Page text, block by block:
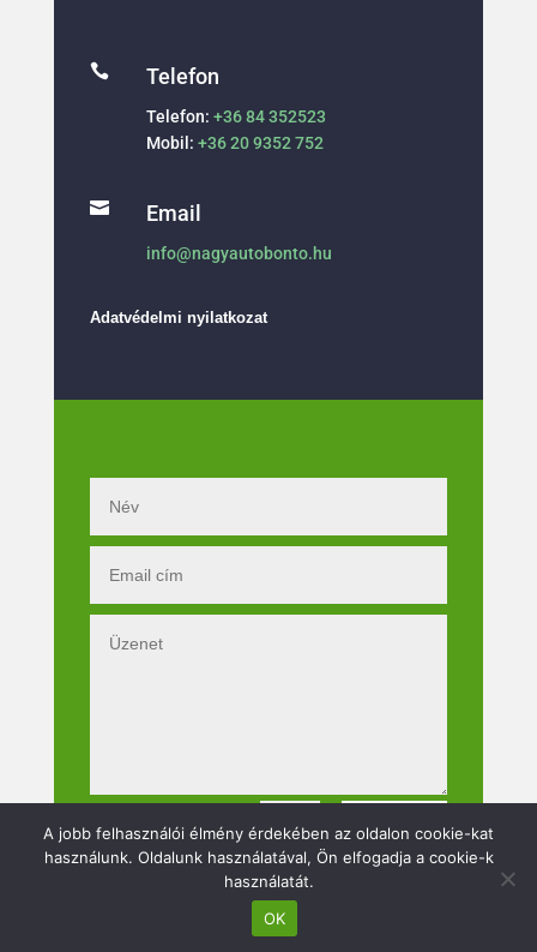
 Telefon
Telefon: +36 84 352523
Mobil: +36 20 9352 752
 Email
info@nagyautobonto.hu
Adatvédelmi nyilatkozat
10 + 14= Küldés
A jobb felhasználói élmény érdekében az oldalon cookie-kat
használunk. Oldalunk használatával, Ön elfogadja a cookie-k
használatát.
OK